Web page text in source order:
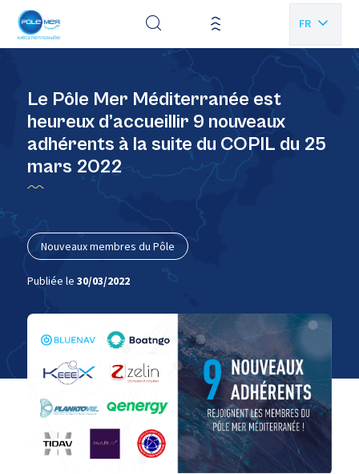
FR
EN
Le Pôle Mer Méditerranée est
heureux d’accueillir 9 nouveaux
adhérents à la suite du COPIL du 25
mars 2022
Nouveaux membres du Pôle
Publiée le 30/03/2022
Panneau de gestion des cookies